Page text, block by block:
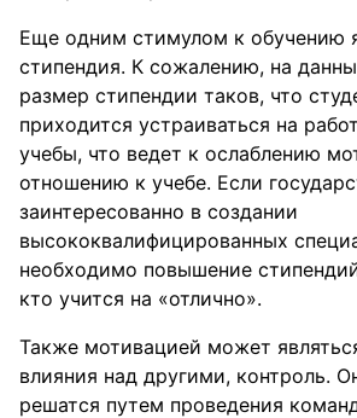
Еще одним стимулом к обучению
стипендия. К сожалению, на
размер стипендии таков, что
приходится устраиваться на
учебы, что ведет к ослаблению
отношению к учебе. Если
заинтересованно в создании
высококвалифицированных
необходимо повышение
кто учится на «отлично».
Также мотивацией может
влияния над другими, контроль.
решатся путем проведения